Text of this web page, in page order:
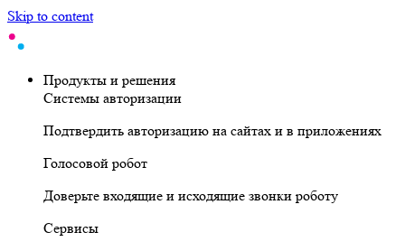
Skip to content
Продукты и решения
Системы авторизации
Подтвердить авторизацию на сайтах и в приложениях
Голосовой робот
Доверьте входящие и исходящие звонки роботу
Сервисы